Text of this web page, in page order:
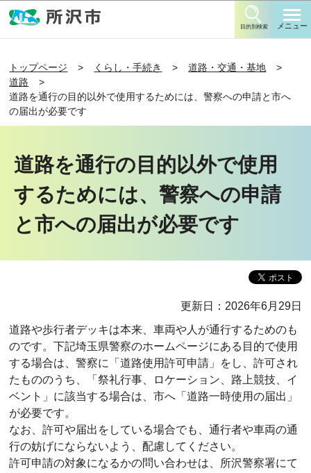
目的別検索 メニュー
トップページ くらし・手続き
道路・交通・基地
道路
道路を通行の目的以外で使用するためには、警察への申請と市へ
の届出が必要です
道路を通行の目的以外で使用
するためには、警察への申請
と市への届出が必要です
更新日：2026年6月29日
道路や歩行者デッキは本来、車両や人が通行するためのも
のです。下記埼玉県警察のホームページにある目的で使用
する場合は、警察に「道路使用許可申請」をし、許可され
たもののうち、「祭礼行事、ロケーション、路上競技、イ
ベント」に該当する場合は、市へ「道路一時使用の届出」
が必要です。
なお、許可や届出をしている場合でも、通行者や車両の通
行の妨げにならないよう、配慮してください。
許可申請の対象になるかの問い合わせは、所沢警察署にて